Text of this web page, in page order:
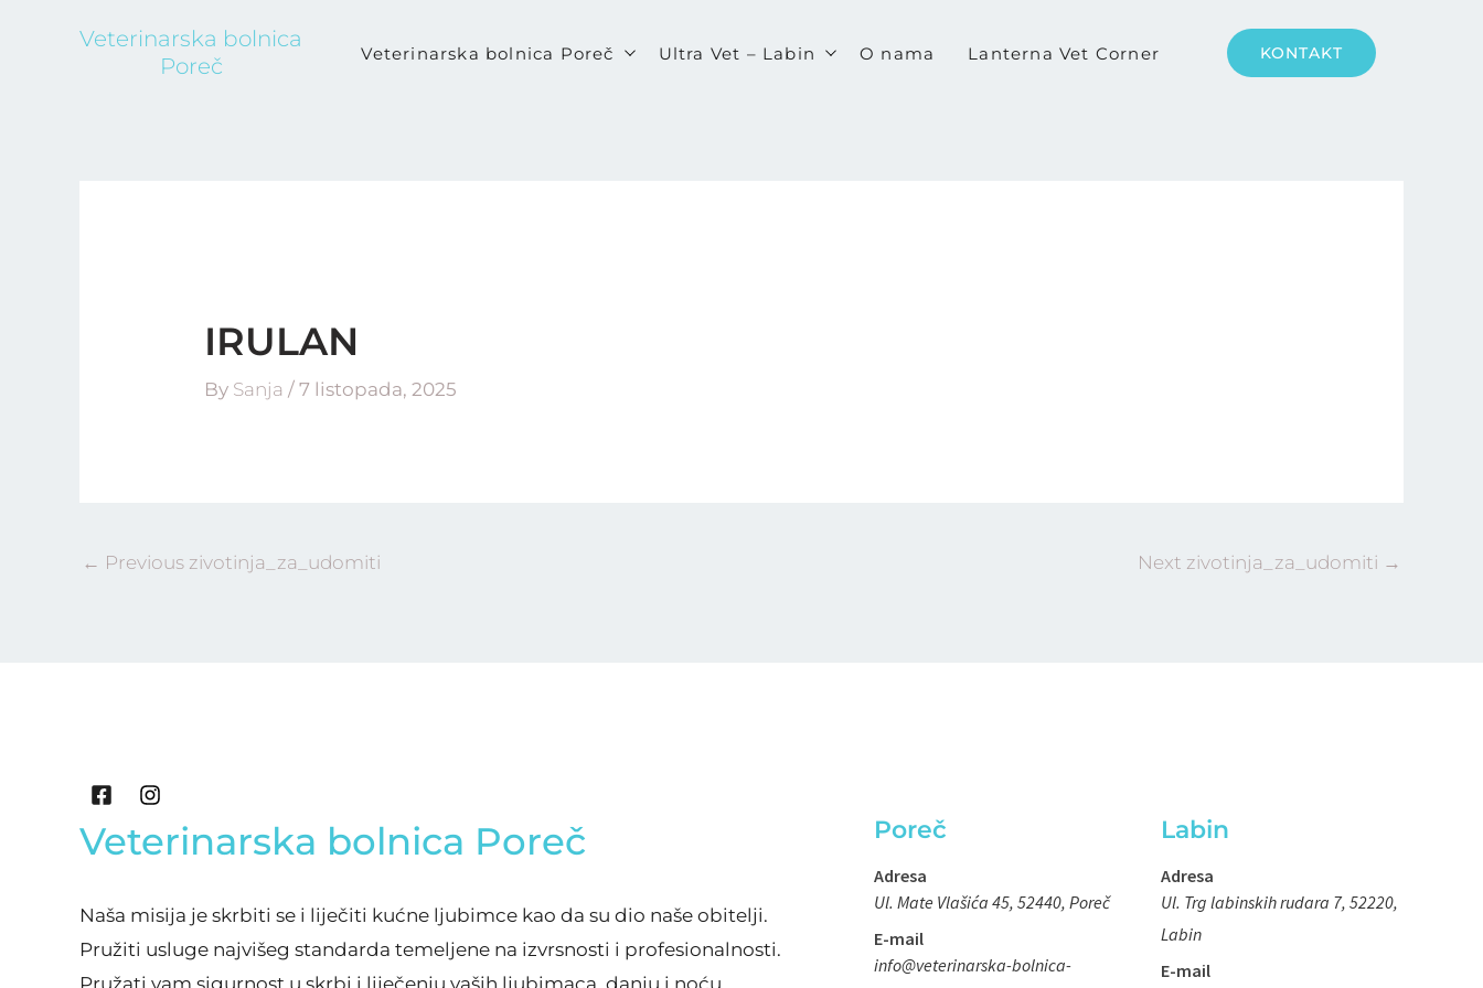
Veterinarska bolnica
Poreč
Veterinarska bolnica Poreč Ultra Vet – Labin O nama Lanterna Vet Corner KONTAKT
IRULAN
By Sanja/7 listopada, 2025
← Previous zivotinja_za_udomiti Next zivotinja_za_udomiti →
F
a
c
e
o
-
s
I
n
s
t
r
m
Veterinarska bolnica Poreč
Naša misija je skrbiti se i liječiti kućne ljubimce kao da su dio naše obitelji.
Pružiti usluge najvišeg standarda temeljene na izvrsnosti i profesionalnosti.
Poreč
Adresa
Ul. Mate Vlašića 45, 52440, Poreč
E-mail
info@veterinarska-bolnica-
Labin
Adresa
Ul. Trg labinskih rudara 7, 52220,
Labin
E-mail